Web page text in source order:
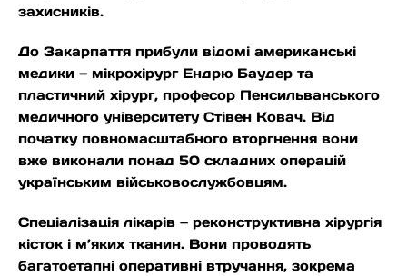
захисників.
До Закарпаття прибули відомі американські
медики — мікрохірург Ендрю Баудер та
пластичний хірург, професор Пенсильванського
медичного університету Стівен Ковач. Від
початку повномасштабного вторгнення вони
вже виконали понад 50 складних операцій
українським військовослужбовцям.
Спеціалізація лікарів — реконструктивна хірургія
кісток і м’яких тканин. Вони проводять
багатоетапні оперативні втручання, зокрема